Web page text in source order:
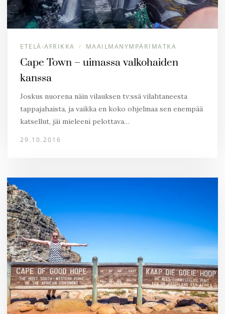
ETELÄ-AFRIKKA / MAAILMANYMPÄRIMATKA
Cape Town – uimassa valkohaiden
kanssa
Joskus nuorena näin vilauksen tv:ssä vilahtaneesta
tappajahaista, ja vaikka en koko ohjelmaa sen enempää
katsellut, jäi mieleeni pelottava…
29.10.2016